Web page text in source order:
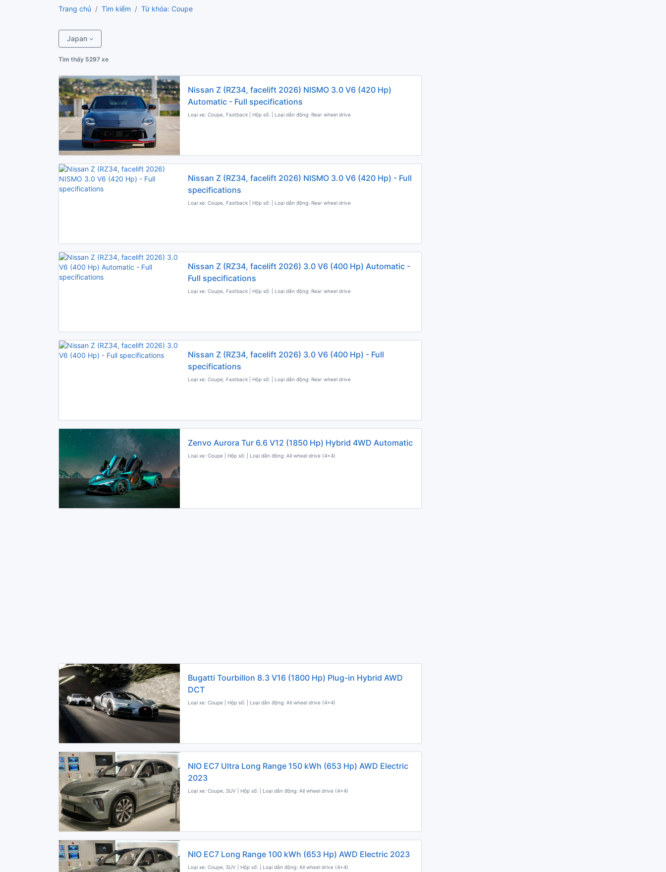
Trang chủ Tìm kiếm Từ khóa: Coupe
Japan
Tìm thấy 5297 xe
Nissan Z (RZ34, facelift 2026) NISMO 3.0 V6 (420 Hp)
Automatic - Full specifications
Loại xe: Coupe, Fastback | Hộp số: | Loại dẫn động: Rear wheel drive
Nissan Z (RZ34, facelift 2026) NISMO 3.0 V6 (420 Hp) - Full
specifications
Loại xe: Coupe, Fastback | Hộp số: | Loại dẫn động: Rear wheel drive
Nissan Z (RZ34, facelift 2026) 3.0 V6 (400 Hp) Automatic -
Full specifications
Loại xe: Coupe, Fastback | Hộp số: | Loại dẫn động: Rear wheel drive
Nissan Z (RZ34, facelift 2026) 3.0 V6 (400 Hp) - Full
specifications
Loại xe: Coupe, Fastback | Hộp số: | Loại dẫn động: Rear wheel drive
Zenvo Aurora Tur 6.6 V12 (1850 Hp) Hybrid 4WD Automatic
Loại xe: Coupe | Hộp số: | Loại dẫn động: All wheel drive (4x4)
Bugatti Tourbillon 8.3 V16 (1800 Hp) Plug-in Hybrid AWD
DCT
Loại xe: Coupe | Hộp số: | Loại dẫn động: All wheel drive (4x4)
NIO EC7 Ultra Long Range 150 kWh (653 Hp) AWD Electric
2023
Loại xe: Coupe, SUV | Hộp số: | Loại dẫn động: All wheel drive (4x4)
NIO EC7 Long Range 100 kWh (653 Hp) AWD Electric 2023
Loại xe: Coupe, SUV | Hộp số: | Loại dẫn động: All wheel drive (4x4)